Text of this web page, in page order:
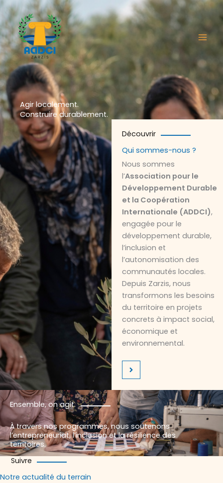
Aller
au
contenu
Agir localement.
Construire durablement.
Ensemble, on agit.
À travers nos programmes, nous soutenons
l’entrepreneuriat, l’inclusion et la résilience des
territoires.
Découvrir
Qui sommes-nous ?
Nous sommes
l’Association pour le
Développement Durable
et la Coopération
Internationale (ADDCI),
engagée pour le
développement durable,
l’inclusion et
l’autonomisation des
communautés locales.
Depuis Zarzis, nous
transformons les besoins
du territoire en projets
concrets à impact social,
économique et
environnemental.
Suivre
Notre actualité du terrain